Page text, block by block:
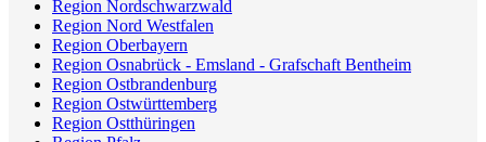
Region Nordschwarzwald
Region Nord Westfalen
Region Oberbayern
Region Osnabrück - Emsland - Grafschaft Bentheim
Region Ostbrandenburg
Region Ostwürttemberg
Region Ostthüringen